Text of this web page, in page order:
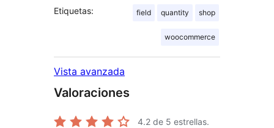
Etiquetas: field quantity shop
woocommerce
Vista avanzada
Valoraciones
4.2 de 5 estrellas.